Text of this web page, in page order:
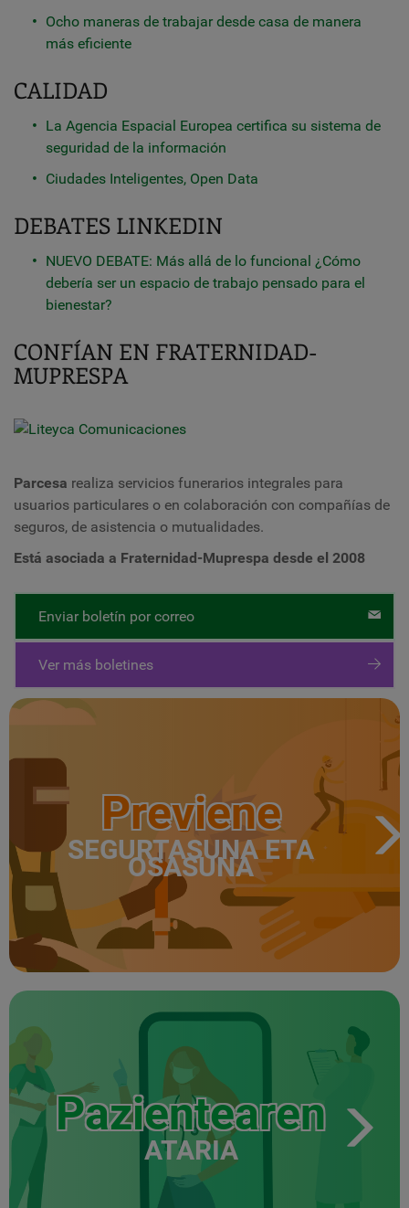
Ocho maneras de trabajar desde casa de manera
más eficiente
CALIDAD
La Agencia Espacial Europea certifica su sistema de
seguridad de la información
Ciudades Inteligentes, Open Data
DEBATES LINKEDIN
NUEVO DEBATE: Más allá de lo funcional ¿Cómo
debería ser un espacio de trabajo pensado para el
bienestar?
CONFÍAN EN FRATERNIDAD-
MUPRESPA
Parcesa realiza servicios funerarios integrales para
usuarios particulares o en colaboración con compañías de
seguros, de asistencia o mutualidades.
Está asociada a Fraternidad-Muprespa desde el 2008
Enviar boletín por correo
Ver más boletines
Previene
SEGURTASUNA ETA
OSASUNA
Pazientearen
ATARIA